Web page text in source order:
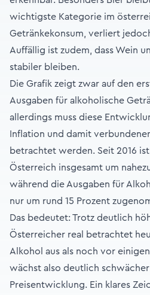
wichtigste Kategorie im
Getränkekonsum, verliert
Auffällig ist zudem, dass Wein
stabiler bleiben.
Die Grafik zeigt zwar auf den
Ausgaben für alkoholische
allerdings muss diese
Inflation und damit
betrachtet werden. Seit 2016
Österreich insgesamt um
während die Ausgaben für
nur um rund 15 Prozent
Das bedeutet: Trotz deutlich
Österreicher real betrachtet
Alkohol aus als noch vor
wächst also deutlich
Preisentwicklung. Ein klares